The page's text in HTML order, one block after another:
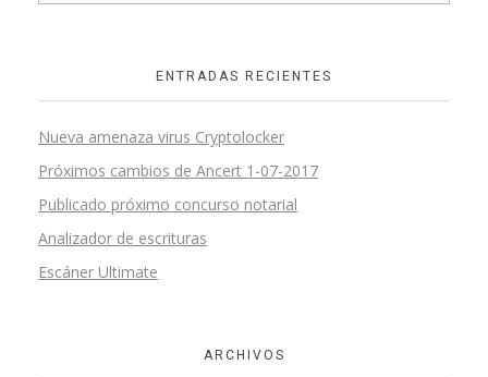
ENTRADAS RECIENTES
Nueva amenaza virus Cryptolocker
Próximos cambios de Ancert 1-07-2017
Publicado próximo concurso notarial
Analizador de escrituras
Escáner Ultimate
ARCHIVOS